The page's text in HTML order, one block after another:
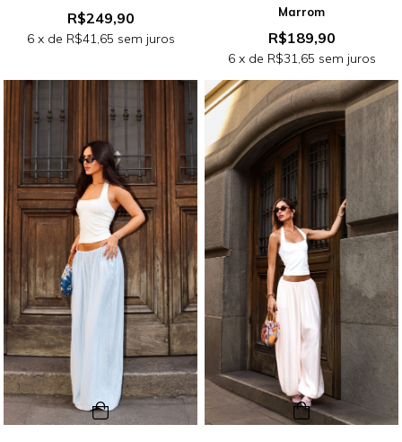
R$249,90
6x de R$41,65 sem juros
Marrom
R$189,90
6x de R$31,65 sem juros